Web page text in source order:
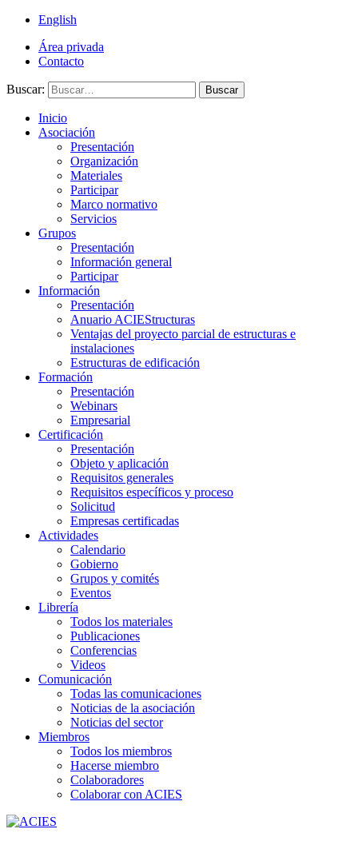
English
Área privada
Contacto
Buscar: Buscar
Inicio
Asociación
Presentación
Organización
Materiales
Participar
Marco normativo
Servicios
Grupos
Presentación
Información general
Participar
Información
Presentación
Anuario ACIEStructuras
Ventajas del proyecto parcial de estructuras e
instalaciones
Estructuras de edificación
Formación
Presentación
Webinars
Empresarial
Certificación
Presentación
Objeto y aplicación
Requisitos generales
Requisitos específicos y proceso
Solicitud
Empresas certificadas
Actividades
Calendario
Gobierno
Grupos y comités
Eventos
Librería
Todos los materiales
Publicaciones
Conferencias
Videos
Comunicación
Todas las comunicaciones
Noticias de la asociación
Noticias del sector
Miembros
Todos los miembros
Hacerse miembro
Colaboradores
Colaborar con ACIES